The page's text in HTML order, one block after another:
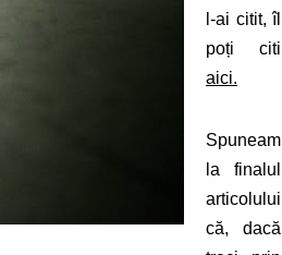
l-ai citit, îl
poți citi
aici.
Spuneam
la finalul
articolului
că, dacă